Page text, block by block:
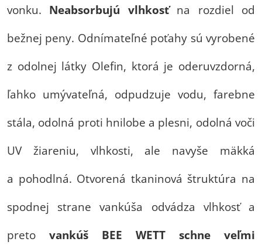
vonku. Neabsorbujú vlhkosťna rozdiel od
bežnej peny. Odnímateľné poťahy sú vyrobené
z odolnej látky Olefin, ktorá je oderuvzdorná,
ľahko umývateľná, odpudzuje vodu, farebne
stála, odolná proti hnilobe a plesni, odolná voči
UV žiareniu, vlhkosti, ale navyše mäkká
a pohodlná. Otvorená tkaninová štruktúra na
spodnej strane vankúša odvádza vlhkosť a
preto vankúš BEE WETT schne veľmi